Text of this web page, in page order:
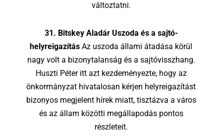
változtatni.
31. Bitskey Aladár Uszoda és a sajtó-
helyreigazítás Az uszoda állami átadása körül
nagy volt a bizonytalanság és a sajtóvisszhang.
Huszti Péter itt azt kezdeményezte, hogy az
önkormányzat hivatalosan kérjen helyreigazítást
bizonyos megjelent hírek miatt, tisztázva a város
és az állam közötti megállapodás pontos
részleteit.